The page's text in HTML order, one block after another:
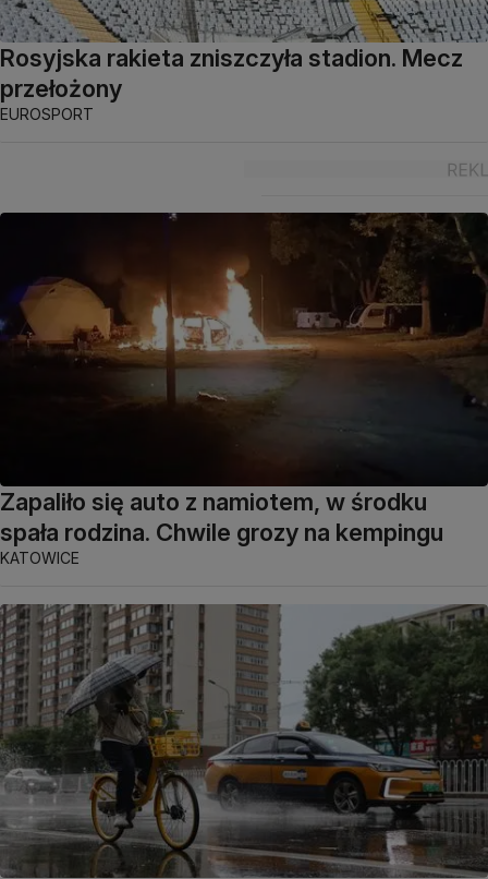
Rosyjska rakieta zniszczyła stadion. Mecz
przełożony
EUROSPORT
Zapaliło się auto z namiotem, w środku
spała rodzina. Chwile grozy na kempingu
KATOWICE